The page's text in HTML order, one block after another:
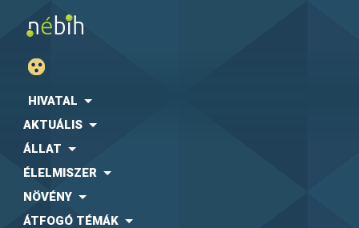
HIVATAL
AKTUÁLIS
ÁLLAT
ÉLELMISZER
NÖVÉNY
ÁTFOGÓ TÉMÁK